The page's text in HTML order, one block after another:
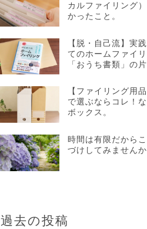
カルファイリング
かったこと。
【脱・自己流】実
てのホームファイ
「おうち書類」の
【ファイリング用
で選ぶならコレ！
ボックス。
時間は有限だから
づけしてみません
過去の投稿